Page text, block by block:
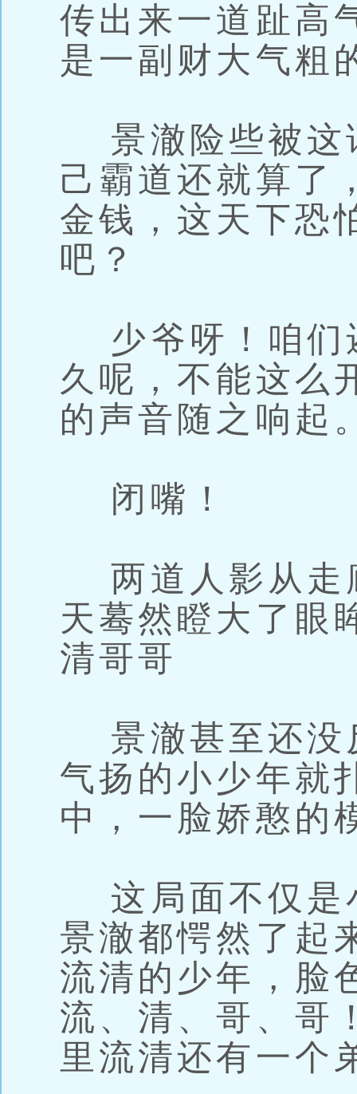
传出来一道趾高
是一副财大气粗
景澈险些被这
己霸道还就算了
金钱，这天下恐
吧？
少爷呀！咱们
久呢，不能这么
的声音随之响起
闭嘴！
两道人影从走
天蓦然瞪大了眼
清哥哥
景澈甚至还没
气扬的小少年就
中，一脸娇憨的
这局面不仅是
景澈都愕然了起
流清的少年，脸
流、清、哥、哥
里流清还有一个